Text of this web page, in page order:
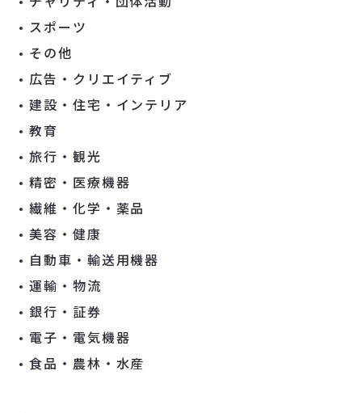
スポーツ
その他
広告・クリエイティブ
建設・住宅・インテリア
教育
旅行・観光
精密・医療機器
繊維・化学・薬品
美容・健康
自動車・輸送用機器
運輸・物流
銀行・証券
電子・電気機器
食品・農林・水産